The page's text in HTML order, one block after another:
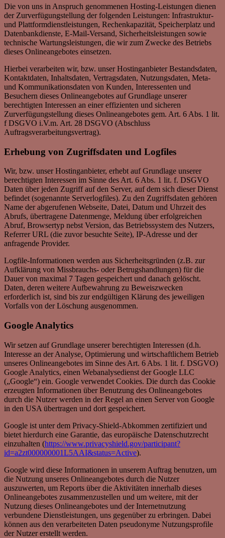
Die von uns in Anspruch genommenen Hosting-Leistungen dienen
der Zurverfügungstellung der folgenden Leistungen: Infrastruktur-
und Plattformdienstleistungen, Rechenkapazität, Speicherplatz und
Datenbankdienste, E-Mail-Versand, Sicherheitsleistungen sowie
technische Wartungsleistungen, die wir zum Zwecke des Betriebs
dieses Onlineangebotes einsetzen.
Hierbei verarbeiten wir, bzw. unser Hostinganbieter Bestandsdaten,
Kontaktdaten, Inhaltsdaten, Vertragsdaten, Nutzungsdaten, Meta-
und Kommunikationsdaten von Kunden, Interessenten und
Besuchern dieses Onlineangebotes auf Grundlage unserer
berechtigten Interessen an einer effizienten und sicheren
Zurverfügungstellung dieses Onlineangebotes gem. Art. 6 Abs. 1 lit.
f DSGVO i.V.m. Art. 28 DSGVO (Abschluss
Auftragsverarbeitungsvertrag).
Erhebung von Zugriffsdaten und Logfiles
Wir, bzw. unser Hostinganbieter, erhebt auf Grundlage unserer
berechtigten Interessen im Sinne des Art. 6 Abs. 1 lit. f. DSGVO
Daten über jeden Zugriff auf den Server, auf dem sich dieser Dienst
befindet (sogenannte Serverlogfiles). Zu den Zugriffsdaten gehören
Name der abgerufenen Webseite, Datei, Datum und Uhrzeit des
Abrufs, übertragene Datenmenge, Meldung über erfolgreichen
Abruf, Browsertyp nebst Version, das Betriebssystem des Nutzers,
Referrer URL (die zuvor besuchte Seite), IP-Adresse und der
anfragende Provider.
Logfile-Informationen werden aus Sicherheitsgründen (z.B. zur
Aufklärung von Missbrauchs- oder Betrugshandlungen) für die
Dauer von maximal 7 Tagen gespeichert und danach gelöscht.
Daten, deren weitere Aufbewahrung zu Beweiszwecken
erforderlich ist, sind bis zur endgültigen Klärung des jeweiligen
Vorfalls von der Löschung ausgenommen.
Google Analytics
Wir setzen auf Grundlage unserer berechtigten Interessen (d.h.
Interesse an der Analyse, Optimierung und wirtschaftlichem Betrieb
unseres Onlineangebotes im Sinne des Art. 6 Abs. 1 lit. f. DSGVO)
Google Analytics, einen Webanalysedienst der Google LLC
(„Google“) ein. Google verwendet Cookies. Die durch das Cookie
erzeugten Informationen über Benutzung des Onlineangebotes
durch die Nutzer werden in der Regel an einen Server von Google
in den USA übertragen und dort gespeichert.
Google ist unter dem Privacy-Shield-Abkommen zertifiziert und
bietet hierdurch eine Garantie, das europäische Datenschutzrecht
einzuhalten (https://www.privacyshield.gov/participant?
id=a2zt000000001L5AAI&status=Active).
Google wird diese Informationen in unserem Auftrag benutzen, um
die Nutzung unseres Onlineangebotes durch die Nutzer
auszuwerten, um Reports über die Aktivitäten innerhalb dieses
Onlineangebotes zusammenzustellen und um weitere, mit der
Nutzung dieses Onlineangebotes und der Internetnutzung
verbundene Dienstleistungen, uns gegenüber zu erbringen. Dabei
können aus den verarbeiteten Daten pseudonyme Nutzungsprofile
der Nutzer erstellt werden.